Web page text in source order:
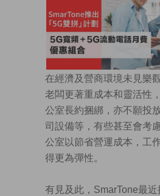
在經濟及營商環境未見樂
老闆更著重成本和靈活性
公室長約捆綁，亦不願投
司設備等，有些甚至會考
公室以節省營運成本，工
得更為彈性。
有見及此，SmarTone最